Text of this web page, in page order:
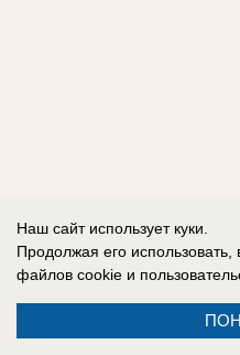
Наш сайт использует куки.
Продолжая его использовать,
файлов cookie и